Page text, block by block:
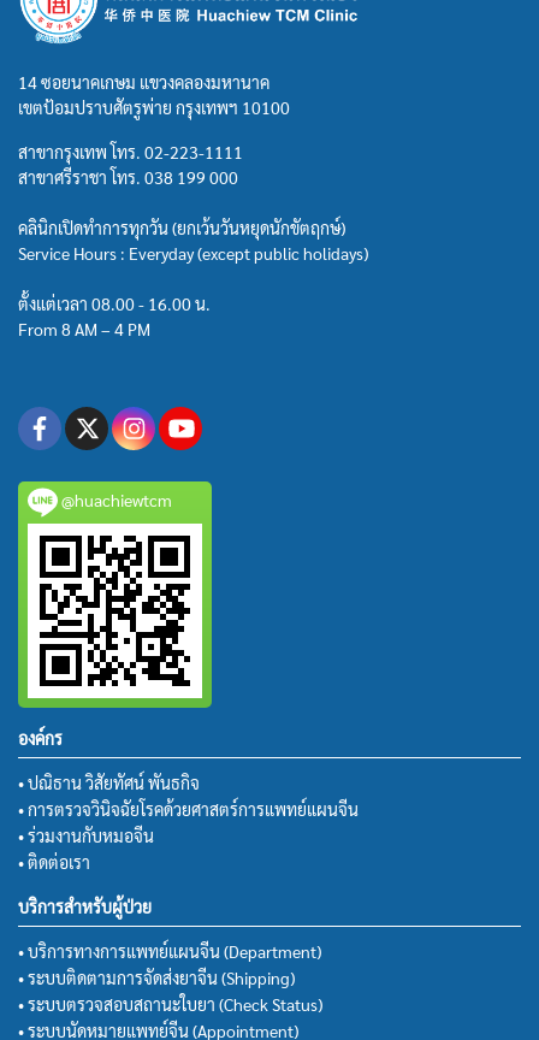
14 ซอยนาคเกษม แขวงคลองมหานาค
เขตป้อมปราบศัตรูพ่าย กรุงเทพฯ 10100
สาขากรุงเทพ โทร. 02-223-1111
สาขาศรีราชา โทร. 038 199 000
คลินิกเปิดทำการทุกวัน (ยกเว้นวันหยุดนักขัตฤกษ์)
Service Hours : Everyday (except public holidays)
ตั้งแต่เวลา 08.00 - 16.00 น.
From 8 AM – 4 PM
@huachiewtcm
องค์กร
• ปณิธาน วิสัยทัศน์ พันธกิจ
• การตรวจวินิจฉัยโรคด้วยศาสตร์การแพทย์แผนจีน
• ร่วมงานกับหมอจีน
• ติดต่อเรา
บริการสำหรับผู้ป่วย
• บริการทางการแพทย์แผนจีน (Department)
• ระบบติดตามการจัดส่งยาจีน (Shipping)
• ระบบตรวจสอบสถานะใบยา (Check Status)
• ระบบนัดหมายแพทย์จีน (Appointment)